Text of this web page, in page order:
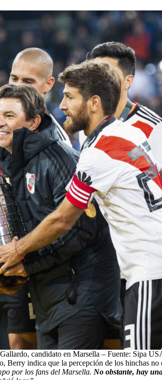
candidato en Marsella – Fuente: Sipa
Berry indica que la percepción de los hinchas
por los fans del Marsella. No obstante, hay